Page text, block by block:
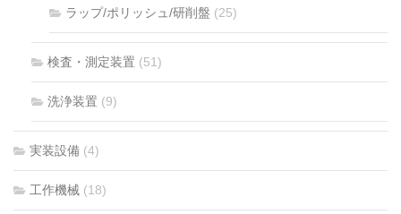
ラップ/ポリッシュ/研削盤 (25)
検査・測定装置 (51)
洗浄装置 (9)
実装設備 (4)
工作機械 (18)